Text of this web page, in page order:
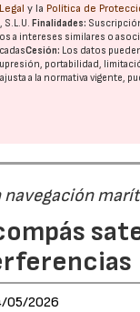
y la Política de
S.L.U.Finalidades:
a intereses similares o
Cesión: Los datos
portabilidad,
a la normativa vigente,
05/2026